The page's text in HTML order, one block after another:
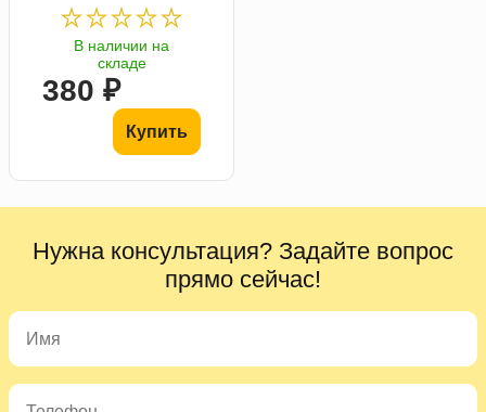
В наличии на
складе
380 ₽
Купить
Нужна консультация? Задайте вопрос
прямо сейчас!